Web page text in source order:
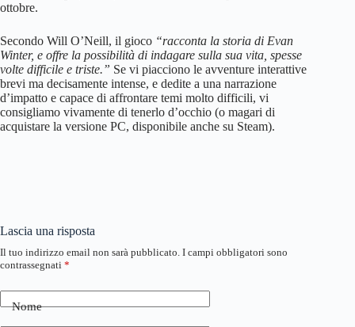
ottobre.
Secondo Will O’Neill, il gioco “racconta la storia di Evan
Winter, e offre la possibilità di indagare sulla sua vita, spesse
volte difficile e triste.” Se vi piacciono le avventure interattive
brevi ma decisamente intense, e dedite a una narrazione
d’impatto e capace di affrontare temi molto difficili, vi
consigliamo vivamente di tenerlo d’occhio (o magari di
acquistare la versione PC, disponibile anche su Steam).
Lascia una risposta
Il tuo indirizzo email non sarà pubblicato. I campi obbligatori sono
contrassegnati *
Nome